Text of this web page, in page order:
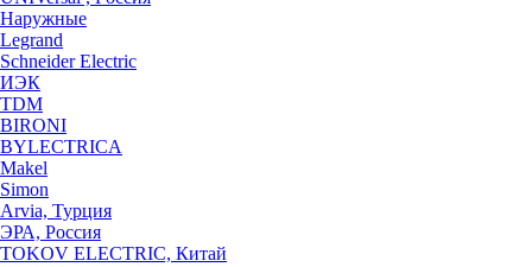
Наружные
Legrand
Schneider Electric
ИЭК
TDM
BIRONI
BYLECTRICA
Makel
Simon
Arvia, Турция
ЭРА, Россия
TOKOV ELECTRIC, Китай